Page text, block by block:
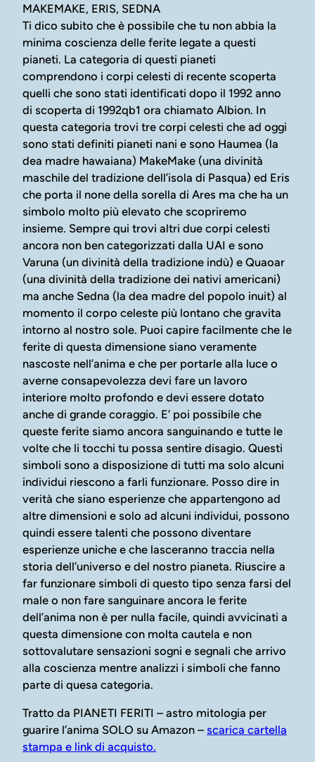
MAKEMAKE, ERIS, SEDNA
Ti dico subito che è possibile che tu non abbia la
minima coscienza delle ferite legate a questi
pianeti. La categoria di questi pianeti
comprendono i corpi celesti di recente scoperta
quelli che sono stati identificati dopo il 1992 anno
di scoperta di 1992qb1 ora chiamato Albion. In
questa categoria trovi tre corpi celesti che ad oggi
sono stati definiti pianeti nani e sono Haumea (la
dea madre hawaiana) MakeMake (una divinità
maschile del tradizione dell’isola di Pasqua) ed Eris
che porta il none della sorella di Ares ma che ha un
simbolo molto più elevato che scopriremo
insieme. Sempre qui trovi altri due corpi celesti
ancora non ben categorizzati dalla UAI e sono
Varuna (un divinità della tradizione indù) e Quaoar
(una divinità della tradizione dei nativi americani)
ma anche Sedna (la dea madre del popolo inuit) al
momento il corpo celeste più lontano che gravita
intorno al nostro sole. Puoi capire facilmente che le
ferite di questa dimensione siano veramente
nascoste nell’anima e che per portarle alla luce o
averne consapevolezza devi fare un lavoro
interiore molto profondo e devi essere dotato
anche di grande coraggio. E’ poi possibile che
queste ferite siamo ancora sanguinando e tutte le
volte che li tocchi tu possa sentire disagio. Questi
simboli sono a disposizione di tutti ma solo alcuni
individui riescono a farli funzionare. Posso dire in
verità che siano esperienze che appartengono ad
altre dimensioni e solo ad alcuni individui, possono
quindi essere talenti che possono diventare
esperienze uniche e che lasceranno traccia nella
storia dell’universo e del nostro pianeta. Riuscire a
far funzionare simboli di questo tipo senza farsi del
male o non fare sanguinare ancora le ferite
dell’anima non è per nulla facile, quindi avvicinati a
questa dimensione con molta cautela e non
sottovalutare sensazioni sogni e segnali che arrivo
alla coscienza mentre analizzi i simboli che fanno
parte di quesa categoria.
Tratto da PIANETI FERITI – astro mitologia per
guarire l’anima SOLO su Amazon – scarica cartella
stampa e link di acquisto.